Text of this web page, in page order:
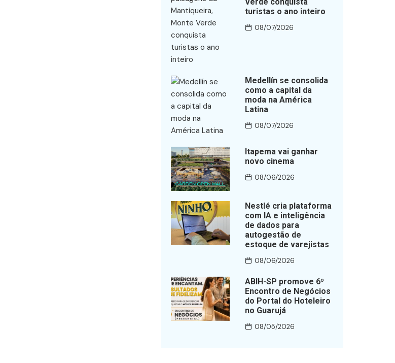
turistas o ano inteiro
08/07/2026
Medellín se consolida
como a capital da
moda na América
Latina
08/07/2026
Itapema vai ganhar
novo cinema
08/06/2026
Nestlé cria plataforma
com IA e inteligência
de dados para
autogestão de
estoque de varejistas
08/06/2026
ABIH-SP promove 6º
Encontro de Negócios
do Portal do Hoteleiro
no Guarujá
08/05/2026